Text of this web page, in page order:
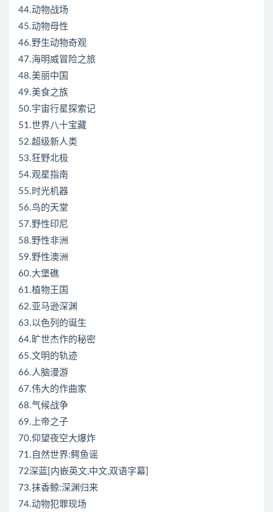
44.动物战场
45.动物母性
46.野生动物奇观
47.海明威冒险之旅
48.美丽中国
49.美食之族
50.宇宙行星探索记
51.世界八十宝藏
52.超级新人类
53.狂野北极
54.观星指南
55.时光机器
56.鸟的天堂
57.野性印尼
58.野性非洲
59.野性澳洲
60.大堡礁
61.植物王国
62.亚马逊深渊
63.以色列的诞生
64.旷世杰作的秘密
65.文明的轨迹
66.人脑漫游
67.伟大的作曲家
68.气候战争
69.上帝之子
70.仰望夜空大爆炸
71.自然世界:鳄鱼谣
72深蓝[内嵌英文,中文,双语字幕]
73.抹香鲸:深渊归来
74.动物犯罪现场